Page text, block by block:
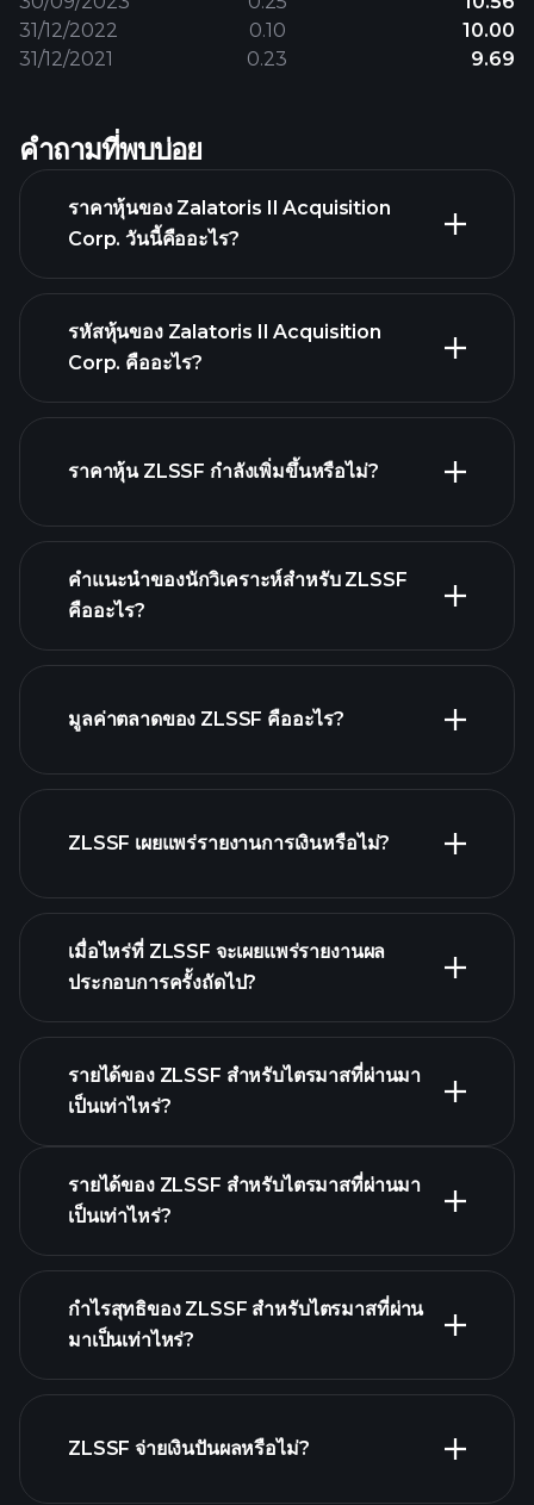
31/12/2022
0.10
10.00
31/12/2021
0.23 9.69
คำถามที่พบบ่อย
ราคาหุ้นของ Zalatoris II Acquisition
Corp. วันนี้คืออะไร?
กราฟขั้นสูง
รหัสหุ้นของ Zalatoris II Acquisition
Corp. คืออะไร?
ราคาหุ้น ZLSSF กำลังเพิ่มขึ้นหรือไม่?
คำแนะนำของนักวิเคราะห์สำหรับ ZLSSF
คืออะไร?
มูลค่าตลาดของ ZLSSF คืออะไร?
ZLSSF เผยแพร่รายงานการเงินหรือไม่?
ZLSSF รายงานการเงิน
เมื่อไหร่ที่ ZLSSF จะเผยแพร่รายงานผล
ประกอบการครั้งถัดไป?
ปฏิทินผลประกอบการ
รายได้ของ ZLSSF สำหรับไตรมาสที่ผ่านมา
เป็นเท่าไหร่?
การของ ZLSSF
รายได้ของ ZLSSF สำหรับไตรมาสที่ผ่านมา
เป็นเท่าไหร่?
กำไรสุทธิของ ZLSSF สำหรับไตรมาสที่ผ่าน
มาเป็นเท่าไหร่?
ZLSSF จ่ายเงินปันผลหรือไม่?